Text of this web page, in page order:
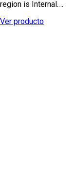
region is Internal.…
Ver producto